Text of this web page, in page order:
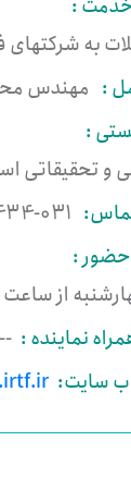
:
به
: مهندس
:
تحقیقاتی
:
از ساعت 8 الی 16
نماینده :
سایت: